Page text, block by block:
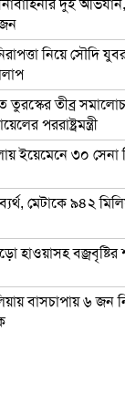
দুই
নিয়ে সৌদি
তুরস্কের তীব্র
পররাষ্ট্রমন্ত্রী
ইয়েমেনে ৩০ সেনা
মেটাকে ৯৪২
হাওয়াসহ বজ্রবৃষ্টির
বাসচাপায় ৬ জন